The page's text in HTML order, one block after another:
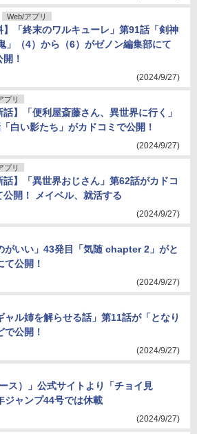
Web/アプリ
】「終末のワルキューレ」第91話「剣神
」（4）から（6）がゼノン編集部にて
！
(2024/9/27)
プリ
話】「便利屋斎藤さん、異世界に行く」
白い影たち」がカドコミで公開！
(2024/9/27)
プリ
話】「異世界おじさん」第62話がカドコ
公開！ メイベル、就活する
(2024/9/27)
がいい」43発目「気随 chapter 2」がと
公開！
(2024/9/27)
ャル姉を解らせる話」第11話が「となり
公開！
(2024/9/27)
ス）」公式サイトより「チョイ見
ジャンプ44号では休載
(2024/9/27)